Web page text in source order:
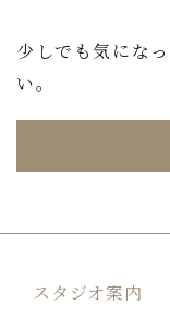
少しでも気にな
い。
スタジオ案内